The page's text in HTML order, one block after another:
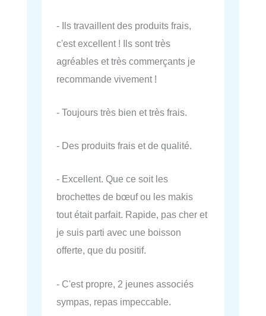
- Ils travaillent des produits frais,
c'est excellent ! Ils sont très
agréables et très commerçants je
recommande vivement !
- Toujours très bien et très frais.
- Des produits frais et de qualité.
- Excellent. Que ce soit les
brochettes de bœuf ou les makis
tout était parfait. Rapide, pas cher et
je suis parti avec une boisson
offerte, que du positif.
- C'est propre, 2 jeunes associés
sympas, repas impeccable.